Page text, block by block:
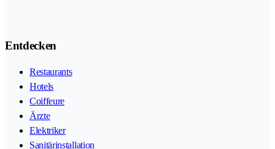
Entdecken
Restaurants
Hotels
Coiffeure
Ärzte
Elektriker
Sanitärinstallation